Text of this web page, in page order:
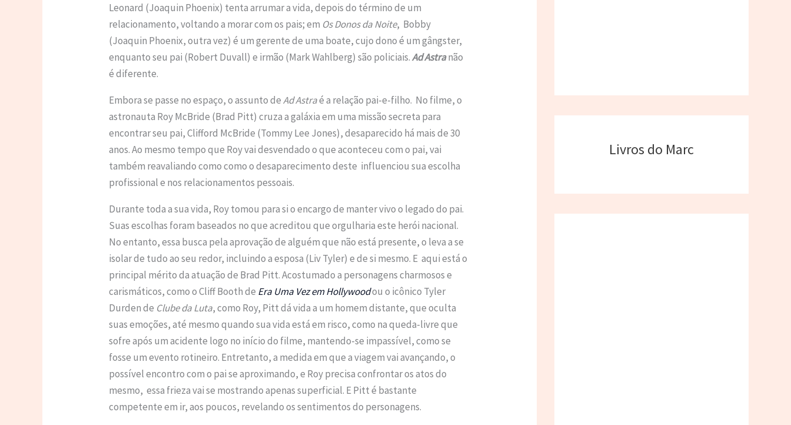
Leonard (Joaquin Phoenix) tenta arrumar a vida, depois do término de um
relacionamento, voltando a morar com os pais; em Os Donos da Noite, Bobby
(Joaquin Phoenix, outra vez) é um gerente de uma boate, cujo dono é um gângster,
enquanto seu pai (Robert Duvall) e irmão (Mark Wahlberg) são policiais.Ad Astranão
é diferente.
Embora se passe no espaço, o assunto deAd Astraé a relação pai-e-filho. No filme, o
astronauta Roy McBride (Brad Pitt) cruza a galáxia em uma missão secreta para
encontrar seu pai, Clifford McBride (Tommy Lee Jones), desaparecido há mais de 30
anos. Ao mesmo tempo que Roy vai desvendado o que aconteceu com o pai, vai
também reavaliando como como o desaparecimento deste influenciou sua escolha
profissional e nos relacionamentos pessoais.
Durante toda a sua vida, Roy tomou para si o encargo de manter vivo o legado do pai.
Suas escolhas foram baseados no que acreditou que orgulharia este herói nacional.
No entanto, essa busca pela aprovação de alguém que não está presente, o leva a se
isolar de tudo ao seu redor, incluindo a esposa (Liv Tyler) e de si mesmo. E aqui está o
principal mérito da atuação de Brad Pitt. Acostumado a personagens charmosos e
carismáticos, como o Cliff Booth de Era Uma Vez em Hollywoodou o icônico Tyler
Durden de Clube da Luta, como Roy, Pitt dá vida a um homem distante, que oculta
suas emoções, até mesmo quando sua vida está em risco, como na queda-livre que
sofre após um acidente logo no início do filme, mantendo-se impassível, como se
fosse um evento rotineiro. Entretanto, a medida em que a viagem vai avançando, o
possível encontro com o pai se aproximando, e Roy precisa confrontar os atos do
mesmo, essa frieza vai se mostrando apenas superficial. E Pitt é bastante
competente em ir, aos poucos, revelando os sentimentos do personagens.
Livros do Marc